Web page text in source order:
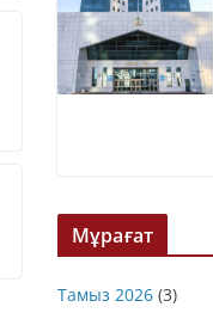
Мұрағат
Тамыз 2026 (3)